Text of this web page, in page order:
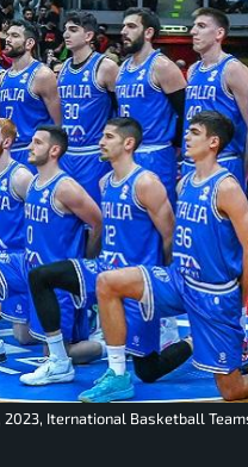
Iternational Basketball